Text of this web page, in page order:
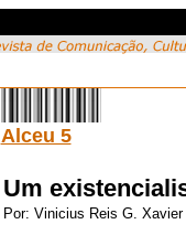
Alceu 5
Um
Por: Vinicius Reis G. Xavier